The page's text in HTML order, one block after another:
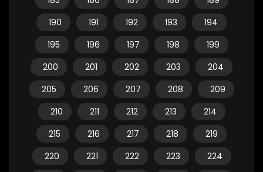
190
191 192 193
194
195
196 197 198
199
200
201 202 203
204
205
206 207 208
209
210
211 212 213
214
215
216 217 218
219
220
221 222 223
224